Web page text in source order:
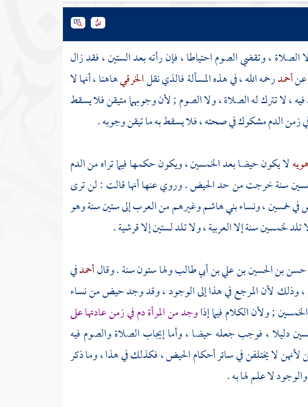
الصلاة ، وتقضي الصوم احتياطا ، فإن رأته بعد الستين ، فقد زال
عنأحمدرحمه الله ، في هذه المسألة فالذي نقلالخرقيهاهنا ، أنها لا
، لا تترك له الصلاة ، ولا الصوم ; لأن وجوبهما متيقن فلا يسقط
زمن الدم مشكوك في صحته ، فلا يسقط به ما تيقن وجوبه .
لا يكون حيضا بعد الخمسين ، ويكون حكمها فيما تراه من الدم
سنة خرجت من حد الحيض . وروي عنها أنها قالت : لن ترى
في خمسين ، ونساءبني هاشموغيرهم منالعربإلى ستين سنة وهو
لخمسين سنة إلا العربية ، ولا تلد لستين إلا قرشية .
بن الحسين بن علي بن أبي طالبولها ستون سنة . وقالأحمدفي
وذلك لأن المرجع في هذا إلى الوجود ، وقد وجد حيض من نساء
; ولأن الكلام فيما إذاوجد من المرأة دم في زمن عادتها على
دليلا ، فوجب جعله حيضا ، وأما إيجاب الصلاة والصوم فيه
لا يختلفن في سائر أحكام الحيض ، فكذلك في هذا ، وما ذكر
لا علم لها به .